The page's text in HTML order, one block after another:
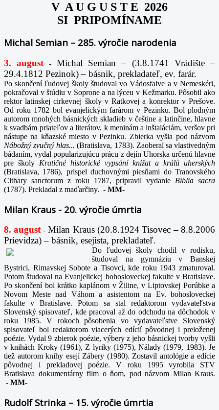
V A U G U S T E 2026
SI PRIPOMÍNAME
Michal Semian – 285. výročie narodenia
3. august -Michal Semian – (3.8.1741 Vrádište –
29.4.1812 Pezinok) – básnik, prekladateľ, ev. farár.
Po skončení ľudovej školy študoval vo Vádosfalve a v Nemeskéri,
pokračoval v štúdiu v Soprone a na lýceu v Kežmarku. Pôsobil ako
rektor latinskej cirkevnej školy v Ratkovej a konrektor v Prešove.
Od roku 1782 bol evanjelickým farárom v Pezinku. Bol plodným
autorom mnohých básnických skladieb v češtine a latinčine, hlavne
k svadbám priateľov a literátov, k meninám a inštaláciám, veršov pri
nástupe na kňazské miesto v Pezinku. Zbierka vyšla pod názvom
Nábožný zvučný hlas...(Bratislava, 1783). Zaoberal sa vlastivedným
bádaním, vydal popularizujúcu prácu z dejín Uhorska určenú hlavne
pre školy Kratičné historické vypsání knížat a králů uherských
(Bratislava, 1786), prispel duchovnými piesňami do Tranovského
Cithary sanctorum z roku 1787, pripravil vydanie Biblia sacra
(1787). Prekladal z maďarčiny. - MM-
Milan Kraus - 20. výročie úmrtia
8. august -Milan Kraus (20.8.1924 Tisovec – 8.8.2006
Prievidza) – básnik, esejista, prekladateľ.
Do ľudovej školy chodil v rodisku,
študoval na gymnáziu v Banskej
Bystrici, Rimavskej Sobote a Tisovci, kde roku 1943 zmaturoval.
Potom študoval na Evanjelickej bohosloveckej fakulte v Bratislave.
Po skončení bol krátko kaplánom v Žiline, v Liptovskej Porúbke a
Novom Meste nad Váhom a asistentom na Ev. bohosloveckej
fakulte v Bratislave. Potom sa stal redaktorom vydavateľstva
Slovenský spisovateľ, kde pracoval až do odchodu na dôchodok v
roku 1985. V rokoch pôsobenia vo vydavateľstve Slovenský
spisovateľ bol redaktorom viacerých edícií pôvodnej i preloženej
poézie. Vydal 9 zbierok poézie, výbery z jeho básnickej tvorby vyšli
v knihách Kroky (1961), Z lyriky (1975), Nálady (1979, 1983). Je
tiež autorom knihy esejí Zábery (1980). Zostavil antológie a edície
pôvodnej i prekladovej poézie. V roku 1995 vyrobila STV
Bratislava dokumentárny film o ňom, pod názvom Milan Kraus.
- MM-
Rudolf Strinka – 15. výročie úmrtia